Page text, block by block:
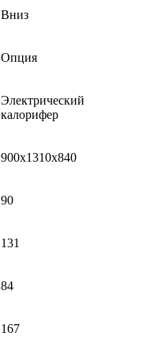
Вниз
Опция
Электрический
калорифер
900х1310х840
90
131
84
167